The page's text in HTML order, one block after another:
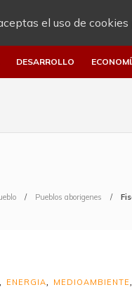
el uso de
DESARROLLO
Pueblos aborigenes
ENERGIA MEDIOAMBIENTE